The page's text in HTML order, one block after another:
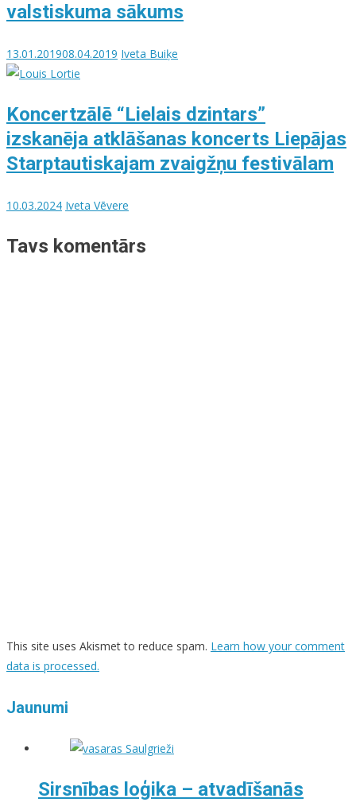
valstiskuma sākums
13.01.201908.04.2019 Iveta Buiķe
Koncertzālē “Lielais dzintars”
izskanēja atklāšanas koncerts Liepājas
Starptautiskajam zvaigžņu festivālam
10.03.2024 Iveta Vēvere
Tavs komentārs
This site uses Akismet to reduce spam. Learn how your comment
data is processed.
Jaunumi
Sirsnības loģika – atvadīšanās